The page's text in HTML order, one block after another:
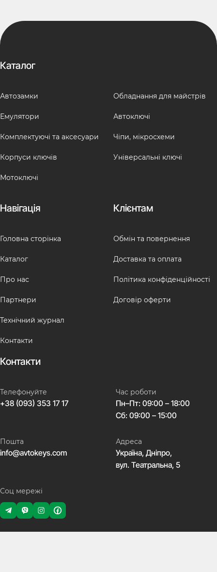
Каталог
Автозамки
Емулятори
Комплектуючі та аксесуари
Корпуси ключів
Мотоключі
Обладнання для майстрів
Автоключі
Чіпи, мікросхеми
Універсальні ключі
Навігація
Головна сторінка
Каталог
Про нас
Партнери
Технічний журнал
Контакти
Клієнтам
Обмін та повернення
Доставка та оплата
Політика конфіденційності
Договір оферти
Контакти
Телефонуйте
+38 (093) 353 17 17
Час роботи
Пн–Пт: 09:00 – 18:00
Сб: 09:00 – 15:00
Пошта
info@avtokeys.com
Адреса
Україна, Дніпро,
вул. Театральна, 5
Соц мережі